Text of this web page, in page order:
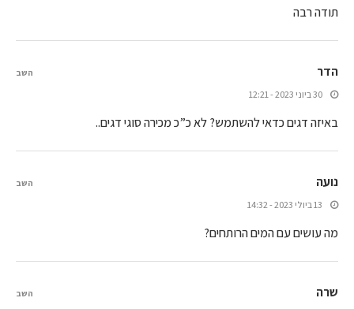
תודה רבה
הדר
30 ביוני 2023 - 12:21
באיזה דגים כדאי להשתמש? לא כ”כ מכירה סוגי דגים..
השב
נועה
13 ביולי 2023 - 14:32
מה עושים עם המים הרותחים?
השב
שרה השב